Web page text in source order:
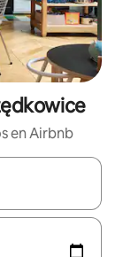
en Airbnb
con las